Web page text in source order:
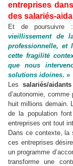
entreprises
des salariés-
Et de poursuivre
vieillissement de
professionnelle, et
cette fragilité
que nous
solutions idoines. »
Les salariés/
d’autonomie,
huit millions demain.
de la population
entreprises ont tout
Dans ce contexte, la
ces entreprises
un programme
transforme une